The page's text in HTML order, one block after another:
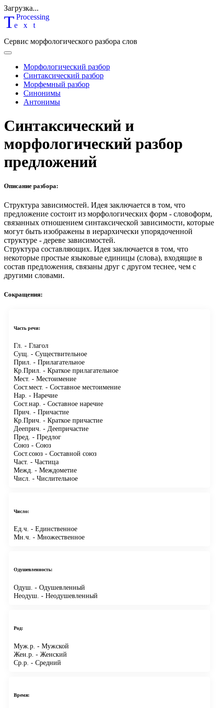
Загрузка...
Text
Processing
Сервис морфологического разбора слов
Морфологический разбор
Синтаксический разбор
Морфемный разбор
Синонимы
Антонимы
Синтаксический и
морфологический разбор
предложений
Описание разбора:
Структура зависимостей. Идея заключается в том, что
предложение состоит из морфологических форм - словоформ,
связанных отношением синтаксической зависимости, которые
могут быть изображены в иерархически упорядоченной
структуре - дереве зависимостей.
Структура составляющих. Идея заключается в том, что
некоторые простые языковые единицы (слова), входящие в
состав предложения, связаны друг с другом теснее, чем с
другими словами.
Сокращения:
Часть речи:
Гл. - Глагол
Сущ. - Существительное
Прил. - Прилагательное
Кр.Прил. - Краткое прилагательное
Мест. - Местоимение
Сост.мест. - Составное местоимение
Нар. - Наречие
Сост.нар. - Составное наречие
Прич. - Причастие
Кр.Прич. - Краткое причастие
Дееприч. - Деепричастие
Пред. - Предлог
Союз - Союз
Сост.союз - Составной союз
Част. - Частица
Межд. - Междометие
Числ. - Числительное
Число:
Ед.ч. - Единственное
Мн.ч. - Множественное
Одушевленность:
Одуш. - Одушевленный
Неодуш. - Неодушевленный
Род:
Муж.р. - Мужской
Жен.р. - Женский
Ср.р. - Средний
Время: